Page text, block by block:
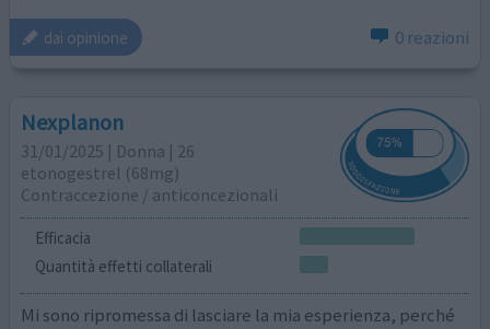
dai opinione 0 reazioni
Nexplanon
31/01/2025 | Donna | 26
etonogestrel (68mg)
Contraccezione / anticoncezionali
Efficacia
Quantità effetti collaterali
Mi sono ripromessa di lasciare la mia esperienza, perché